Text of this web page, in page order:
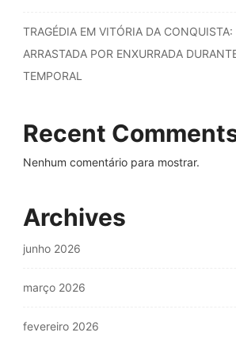
TRAGÉDIA EM VITÓRIA DA CONQUISTA:
ARRASTADA POR ENXURRADA
TEMPORAL
Recent
Nenhum comentário para mostrar.
Archives
junho 2026
março 2026
fevereiro 2026